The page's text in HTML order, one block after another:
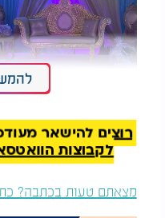
באירוסין?
רוצים להישאר
לקבוצות הוואטסאפ
מצאתם טעות בכתבה?